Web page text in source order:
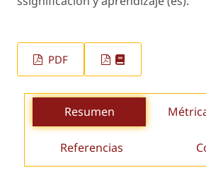
PDF
Resumen
Referencias